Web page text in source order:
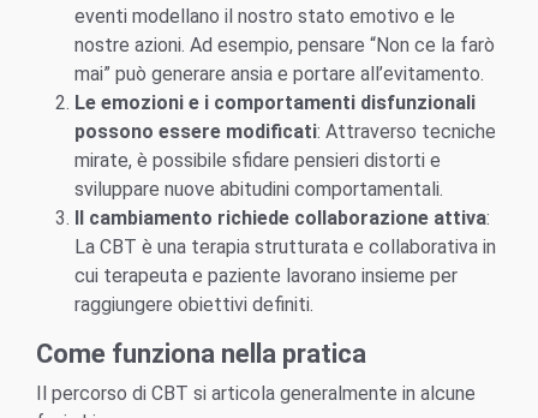
eventi modellano il nostro stato emotivo e le
nostre azioni. Ad esempio, pensare “Non ce la farò
mai” può generare ansia e portare all’evitamento.
Le emozioni e i comportamenti disfunzionali
possono essere modificati: Attraverso tecniche
mirate, è possibile sfidare pensieri distorti e
sviluppare nuove abitudini comportamentali.
Il cambiamento richiede collaborazione attiva:
La CBT è una terapia strutturata e collaborativa in
cui terapeuta e paziente lavorano insieme per
raggiungere obiettivi definiti.
Come funziona nella pratica
Il percorso di CBT si articola generalmente in alcune